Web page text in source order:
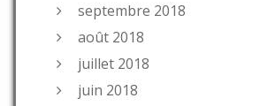
septembre 2018
août 2018
juillet 2018
juin 2018